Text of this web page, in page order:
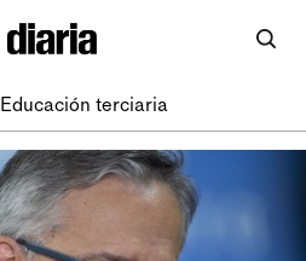
Educación terciaria